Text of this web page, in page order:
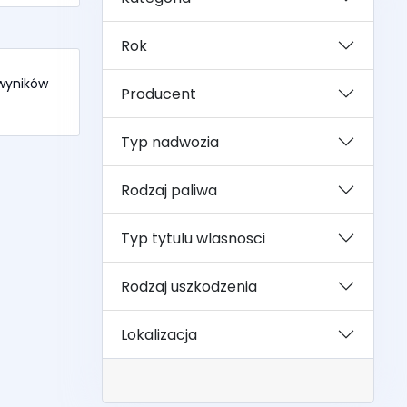
Rok
Producent
Typ nadwozia
Rodzaj paliwa
Typ tytulu wlasnosci
Rodzaj uszkodzenia
Lokalizacja